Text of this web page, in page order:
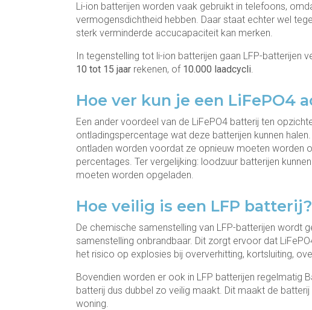
Li-ion batterijen worden vaak gebruikt in telefoons,
vermogensdichtheid hebben. Daar staat echter wel
sterk verminderde accucapaciteit kan merken.
In tegenstelling tot li-ion batterijen gaan LFP-batterijen
10 tot 15 jaar rekenen, of 10.000 laadcycli.
Hoe ver kun je een LiFePO4
Een ander voordeel van de LiFePO4 batterij ten
ontladingspercentage wat deze batterijen kunnen
ontladen worden voordat ze opnieuw moeten worden
percentages. Ter vergelijking: loodzuur batterijen
moeten worden opgeladen.
Hoe veilig is een LFP batterij?
De chemische samenstelling van LFP-batterijen wordt
samenstelling onbrandbaar. Dit zorgt ervoor dat
het risico op explosies bij oververhitting, kortsluiting,
Bovendien worden er ook in LFP batterijen regelmatig
batterij dus dubbel zo veilig maakt. Dit maakt de
woning.